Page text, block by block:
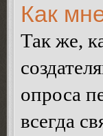
Как
Так же,
опроса
всегда